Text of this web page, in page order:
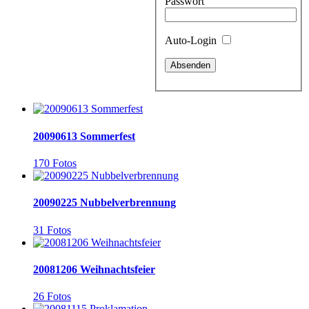
Auto-Login
20090613 Sommerfest
170 Fotos
20090225 Nubbelverbrennung
31 Fotos
20081206 Weihnachtsfeier
26 Fotos